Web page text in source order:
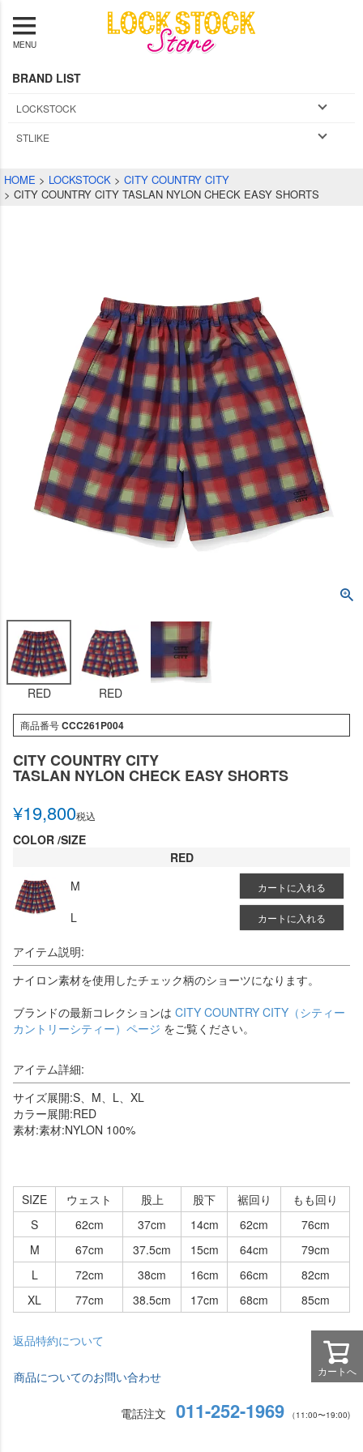
MENU
BRAND LIST
LOCKSTOCK
STLIKE
HOME LOCKSTOCK
CITY COUNTRY CITY
CITY COUNTRY CITY TASLAN NYLON CHECK EASY SHORTS
RED RED
商品番号CCC261P004
CITY COUNTRY CITY
TASLAN NYLON CHECK EASY SHORTS
¥19,800税込
COLOR SIZE
RED
M
カートに入れる
L カートに入れる
アイテム説明:
ナイロン素材を使用したチェック柄のショーツになります。
ブランドの最新コレクションは CITY COUNTRY CITY（シティー
カントリーシティー）ページ をご覧ください。
アイテム詳細:
サイズ展開:S、M、L、XL
カラー展開:RED
素材:素材:NYLON 100%
SIZE ウェスト 股上 股下 裾回り
もも回り
S
62cm 37cm 14cm 62cm
76cm
M
67cm 37.5cm 15cm 64cm
79cm
L
72cm 38cm 16cm 66cm
82cm
XL
77cm 38.5cm 17cm 68cm 85cm
返品特約について
商品についてのお問い合わせ
電話注文 011-252-1969 （11:00〜19:00)
カートへ